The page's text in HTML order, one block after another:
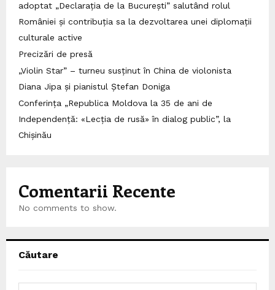
adoptat „Declarația de la București” salutând rolul
României și contribuția sa la dezvoltarea unei diplomații
culturale active
Precizări de presă
„Violin Star” – turneu susținut în China de violonista
Diana Jipa și pianistul Ștefan Doniga
Conferința „Republica Moldova la 35 de ani de
Independență: «Lecția de rusă» în dialog public”, la
Chișinău
Comentarii Recente
No comments to show.
Căutare